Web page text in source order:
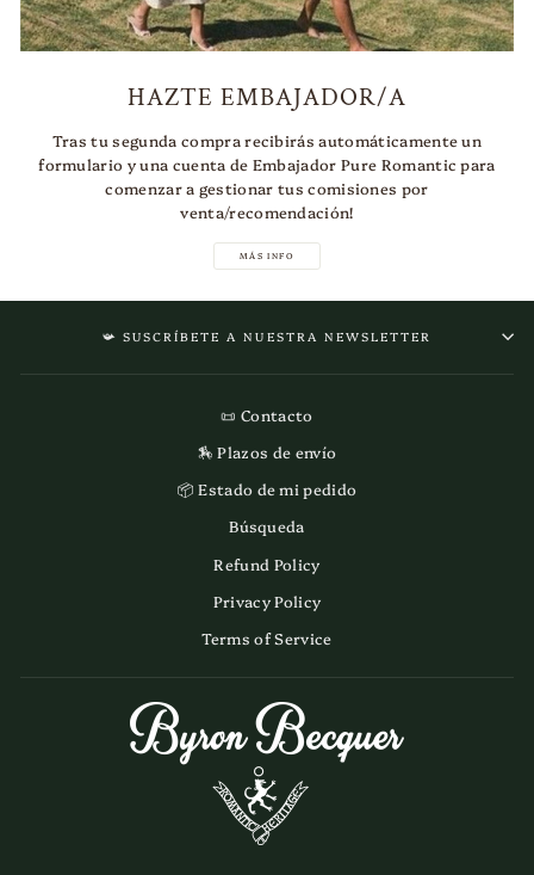
HAZTE EMBAJADOR/A
Tras tu segunda compra recibirás automáticamente un
formulario y una cuenta de Embajador Pure Romantic para
comenzar a gestionar tus comisiones por
venta/recomendación!
MÁS INFO
📯 SUSCRÍBETE A NUESTRA NEWSLETTER
📜 Contacto
🏇 Plazos de envío
📦 Estado de mi pedido
Búsqueda
Refund Policy
Privacy Policy
Terms of Service